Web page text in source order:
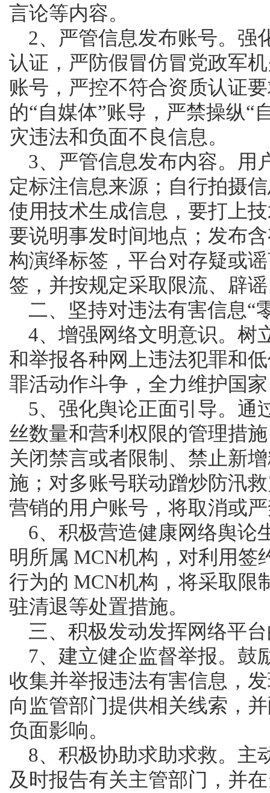
言论等内容。
认证，严防假冒仿冒党政军
账号，严控不符合资质认证
的“自媒体”账导，严禁操纵“
灾违法和负面不良信息。
定标注信息来源；自行拍摄
使用技术生成信息，要打上
要说明事发时间地点；发布
构演绎标签，平台对存疑或
签，并按规定采取限流、辟
二、坚持对违法有害信息“
和举报各种网上违法犯罪和
罪活动作斗争，全力维护国
丝数量和营利权限的管理措
关闭禁言或者限制、禁止新
施；对多账号联动蹭炒防汛
营销的用户账号，将取消或
明所属 MCN机构，对利用签
行为的 MCN机构，将采取限
驻清退等处置措施。
三、积极发动发挥网络平
收集并举报违法有害信息，
向监管部门提供相关线索，
负面影响。
及时报告有关主管部门，并